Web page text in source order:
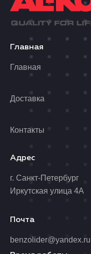
Главная
Главная
Доставка
Контакты
Адрес
г. Санкт-Петербург
Иркутская улица 4А
Почта
benzolider@yandex.ru